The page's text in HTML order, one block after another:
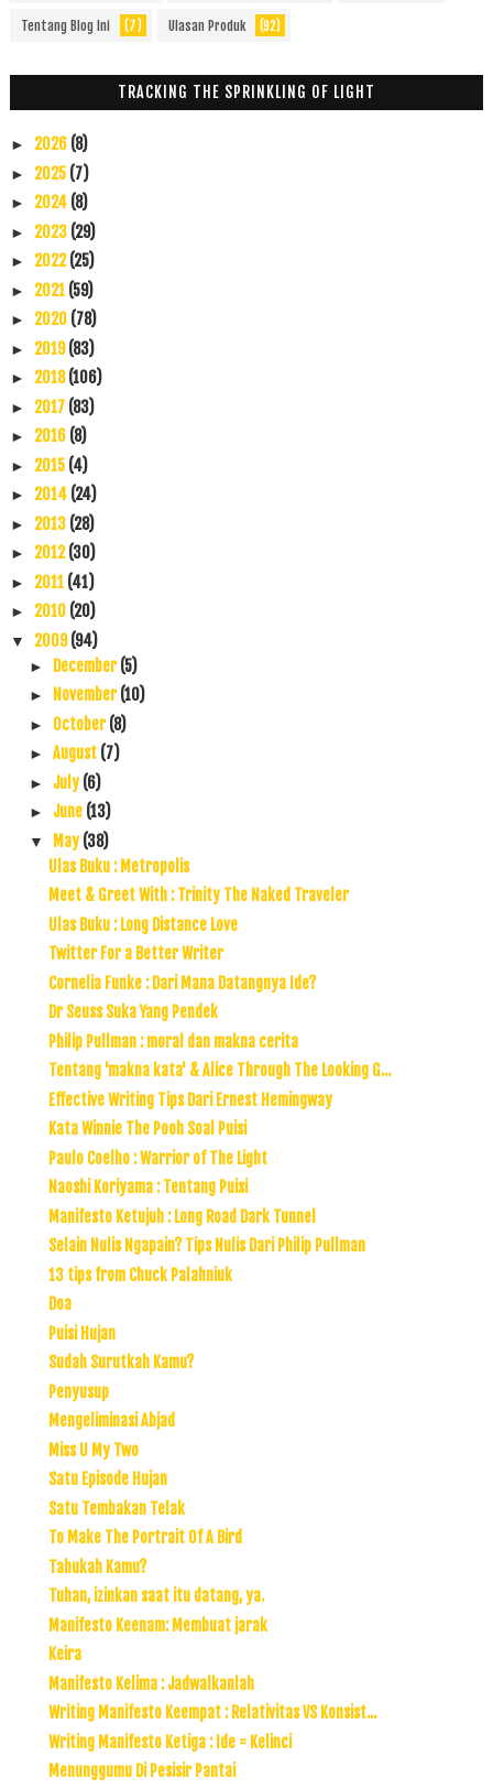
Tentang Blog Ini (7) Ulasan Produk (92)
TRACKING THE SPRINKLING OF LIGHT
► 2026 (8)
► 2025 (7)
► 2024 (8)
► 2023 (29)
► 2022(25)
► 2021 (59)
► 2020 (78)
► 2019(83)
► 2018(106)
► 2017 (83)
► 2016 (8)
► 2015 (4)
► 2014 (24)
► 2013 (28)
► 2012(30)
► 2011 (41)
► 2010 (20)
▼ 2009(94)
► December(5)
► November(10)
► October(8)
► August (7)
► July (6)
► June (13)
▼ May (38)
Ulas Buku : Metropolis
Meet & Greet With : Trinity The Naked Traveler
Ulas Buku : Long Distance Love
Twitter For a Better Writer
Cornelia Funke : Dari Mana Datangnya Ide?
Dr Seuss Suka Yang Pendek
Philip Pullman : moral dan makna cerita
Tentang 'makna kata' & Alice Through The Looking G...
Effective Writing Tips Dari Ernest Hemingway
Kata Winnie The Pooh Soal Puisi
Paulo Coelho : Warrior of The Light
Naoshi Koriyama : Tentang Puisi
Manifesto Ketujuh : Long Road Dark Tunnel
Selain Nulis Ngapain? Tips Nulis Dari Philip Pullman
13 tips from Chuck Palahniuk
Doa
Puisi Hujan
Sudah Surutkah Kamu?
Penyusup
Mengeliminasi Abjad
Miss U My Two
Satu Episode Hujan
Satu Tembakan Telak
To Make The Portrait Of A Bird
Tahukah Kamu?
Tuhan, izinkan saat itu datang, ya.
Manifesto Keenam: Membuat jarak
Keira
Manifesto Kelima : Jadwalkanlah
Writing Manifesto Keempat : Relativitas VS Konsist...
Writing Manifesto Ketiga : Ide = Kelinci
Menunggumu Di Pesisir Pantai